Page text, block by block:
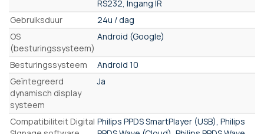
RS232, Ingang IR
Gebruiksduur
24u / dag
OS
(besturingssysteem)
Android (Google)
Besturingssysteem
Android 10
Geïntegreerd
dynamisch display
systeem
Ja
Compatibiliteit Digital Philips PPDS SmartPlayer (USB), Philips